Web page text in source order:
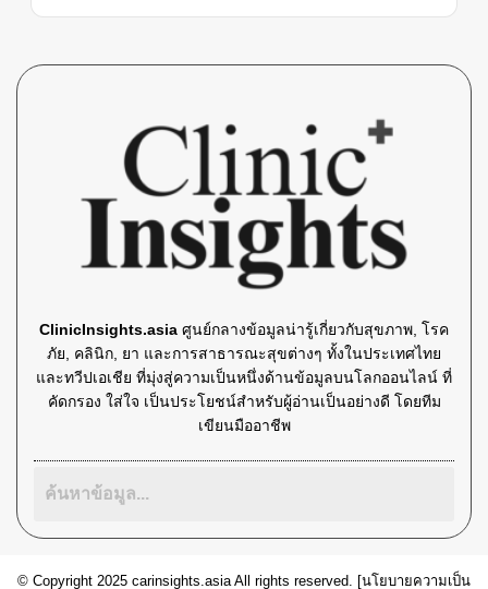
ClinicInsights.asia ศูนย์กลางข้อมูลน่ารู้เกี่ยวกับสุขภาพ, โรค
ภัย, คลินิก, ยา และการสาธารณะสุขต่างๆ ทั้งในประเทศไทย
และทวีปเอเชีย ที่มุ่งสู่ความเป็นหนึ่งด้านข้อมูลบนโลกออนไลน์ ที่
คัดกรอง ใส่ใจ เป็นประโยชน์สำหรับผู้อ่านเป็นอย่างดี โดยทีม
เขียนมืออาชีพ
© Copyright 2025 carinsights.asia All rights reserved. [นโยบายความเป็น